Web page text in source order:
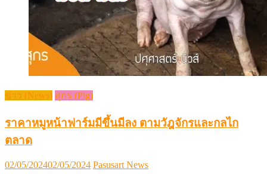
ข่าว (News) สุกร (Pig)
ราคาหมูหน้าฟาร์มมีขึ้นมีลง ตามวัฎจักรและกลไก
ตลาด
Posted
02/05/202402/05/2024 Author
Pasusart News